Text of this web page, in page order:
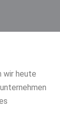
wir heute